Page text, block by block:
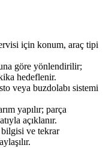
için konum, araç tipi
göre yönlendirilir;
hedeflenir.
veya buzdolabı sistemi
yapılır; parça
açıklanır.
ve tekrar